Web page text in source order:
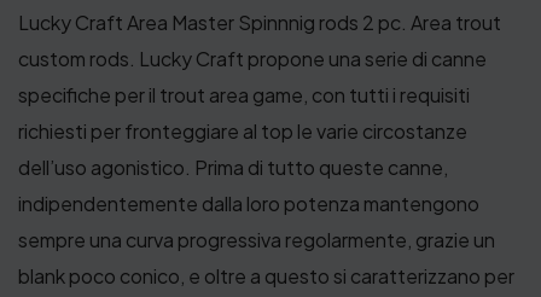
4
,
0
0
€
Lucky Craft Area Master Spinnnig rods 2 pc. Area trout
custom rods. Lucky Craft propone una serie di canne
specifiche per il trout area game, con tutti i requisiti
richiesti per fronteggiare al top le varie circostanze
dell’uso agonistico. Prima di tutto queste canne,
indipendentemente dalla loro potenza mantengono
sempre una curva progressiva regolarmente, grazie un
blank poco conico, e oltre a questo si caratterizzano per